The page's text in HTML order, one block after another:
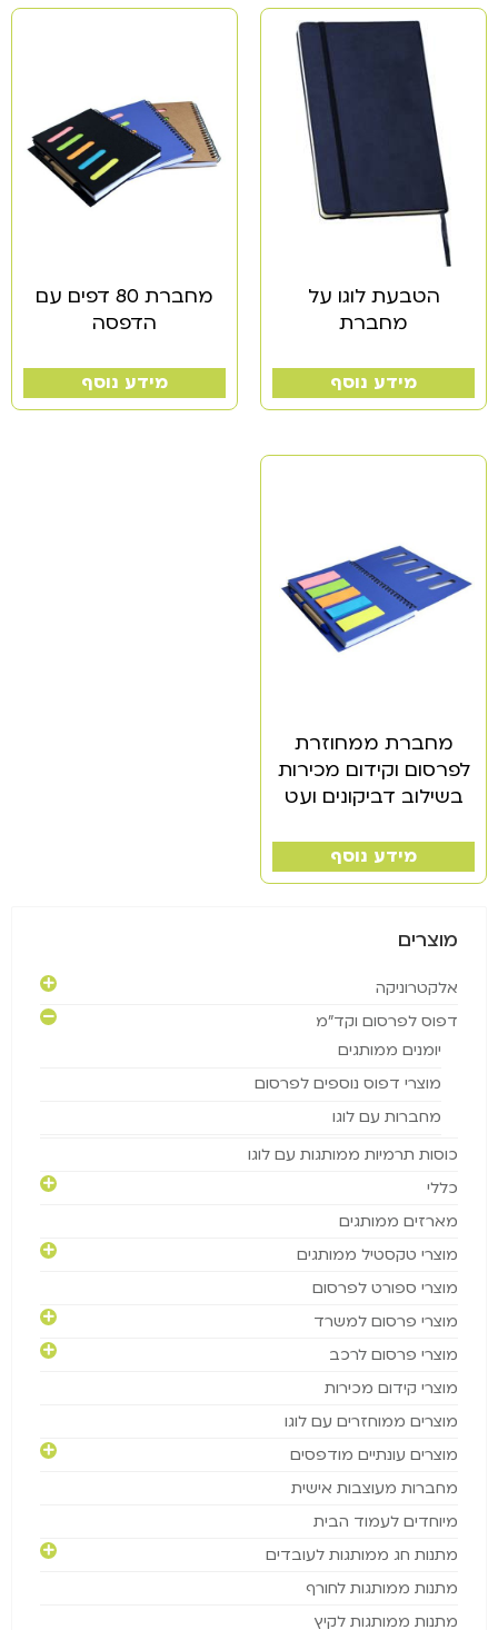
מוצרים
אלקטרוניקה
דפוס לפרסום וקד"מ
יומנים ממותגים
מוצרי דפוס נוספים לפרסום
מחברות עם לוגו
כוסות תרמיות ממותגות עם לוגו
כללי
מארזים ממותגים
מוצרי טקסטיל ממותגים
מוצרי ספורט לפרסום
מוצרי פרסום למשרד
מוצרי פרסום לרכב
מוצרי קידום מכירות
מוצרים ממוחזרים עם לוגו
מוצרים עונתיים מודפסים
מחברות מעוצבות אישית
מיוחדים לעמוד הבית
מתנות חג ממותגות לעובדים
מתנות ממותגות לחורף
מתנות ממותגות לקיץ
הטבעת לוגו על
מחברת
מידע נוסף
מחברת 80 דפים עם
הדפסה
מידע נוסף
מחברת ממחוזרת
לפרסום וקידום מכירות
בשילוב דביקונים ועט
מידע נוסף